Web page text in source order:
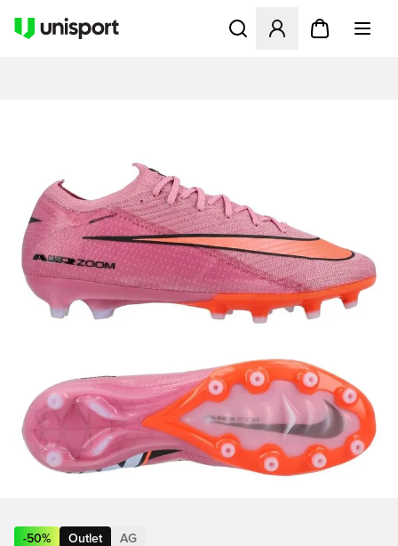
Åbner en Modal til at
-50% Outlet AG